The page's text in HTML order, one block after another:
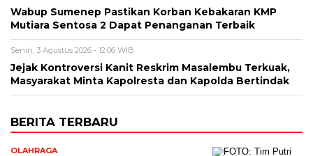
Wabup Sumenep Pastikan Korban Kebakaran KMP
Mutiara Sentosa 2 Dapat Penanganan Terbaik
Senin, 3 Agustus 2026 - 12:06 WIB
Jejak Kontroversi Kanit Reskrim Masalembu Terkuak,
Masyarakat Minta Kapolresta dan Kapolda Bertindak
BERITA TERBARU
OLAHRAGA